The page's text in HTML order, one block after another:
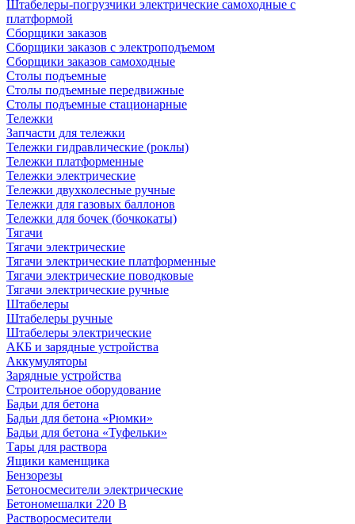
Штабелеры-погрузчики электрические самоходные с
платформой
Сборщики заказов
Сборщики заказов с электроподъемом
Сборщики заказов самоходные
Столы подъемные
Столы подъемные передвижные
Столы подъемные стационарные
Тележки
Запчасти для тележки
Тележки гидравлические (роклы)
Тележки платформенные
Тележки электрические
Тележки двухколесные ручные
Тележки для газовых баллонов
Тележки для бочек (бочкокаты)
Тягачи
Тягачи электрические
Тягачи электрические платформенные
Тягачи электрические поводковые
Тягачи электрические ручные
Штабелеры
Штабелеры ручные
Штабелеры электрические
АКБ и зарядные устройства
Аккумуляторы
Зарядные устройства
Строительное оборудование
Бадьи для бетона
Бадьи для бетона «Рюмки»
Бадьи для бетона «Туфельки»
Тары для раствора
Ящики каменщика
Бензорезы
Бетоносмесители электрические
Бетономешалки 220 В
Растворосмесители